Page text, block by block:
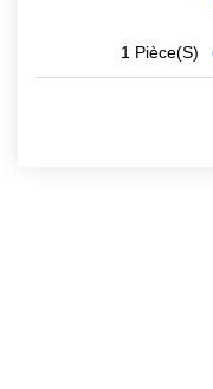
1 Pièce(s)